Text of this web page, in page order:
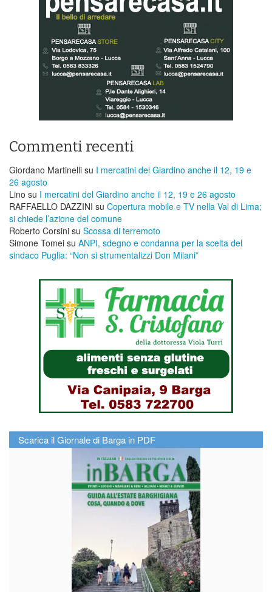
Commenti recenti
Giordano Martinelli su I mercatini del Giardino anche il 12, 19 e
26 agosto
Lino su I mercatini del Giardino anche il 12, 19 e 26 agosto
RAFFAELLO DAZZINI su ​Copertura mobile e TV nella Val di Lima;
si chiede l’azione del comune
Roberto Corsini su Scossa di terremoto
Simone Tomei su ANPI, sdegno e condanna per la scelta del
sindaco Puglia: “Non si strumentalizzi Don Milani”
Scarica il Giornale di Barga in PDF